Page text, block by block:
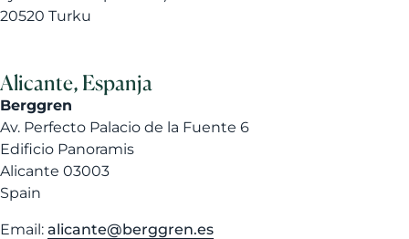
20520 Turku
Alicante, Espanja
Berggren
Av. Perfecto Palacio de la Fuente 6
Edificio Panoramis
Alicante 03003
Spain
Email: alicante@berggren.es